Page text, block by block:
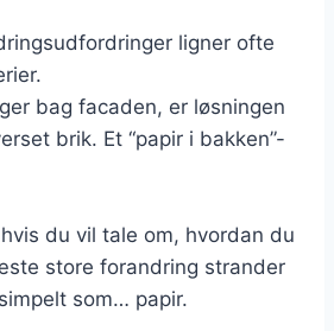
ligner ofte
bag facaden, er løsningen
brik. Et “papir i bakken”-
du vil tale om, hvordan du
store forandring strander
som… papir.